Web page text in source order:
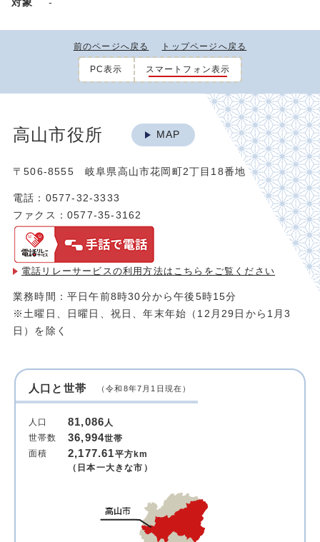
-
前のページへ戻る トップページへ戻る
PC表示 スマートフォン表示
高山市役所 MAP
〒506-8555 岐阜県高山市花岡町2丁目18番地
電話：0577-32-3333
ファクス：0577-35-3162
電話リレーサービスの利用方法は こちらをご覧ください
業務時間：平日午前8時30分から午後5時15分
※土曜日、日曜日、祝日、年末年始（12月29日から1月3
日）を除く
人口と世帯 （令和8年7月1日現在）
人口 81,086人
世帯数
36,994世帯
面積
2,177.61平方km
（日本一大きな市）